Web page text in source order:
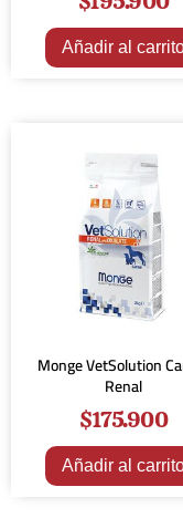
Añadir al
Monge VetSolution
Renal
$175.900
Añadir al